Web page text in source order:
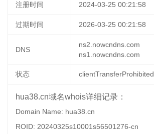
注册时间 2024-03-25 00:21:58
过期时间 2026-03-25 00:21:58
DNS
ns2.nowcndns.com
ns1.nowcndns.com
状态 clientTransferProhibited
hua38.cn域名whois详细记录：
Domain Name: hua38.cn
ROID: 20240325s10001s56501276-cn